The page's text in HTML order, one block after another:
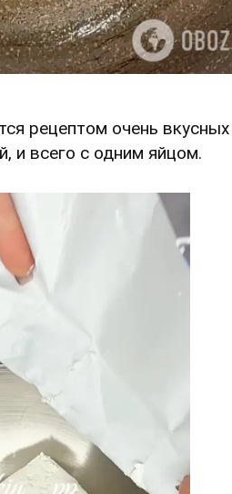
рецептом очень вкусных
и всего с одним яйцом.